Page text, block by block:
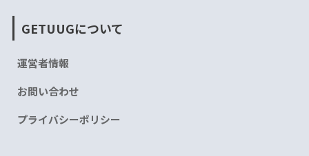
GETUUGについて
運営者情報
お問い合わせ
プライバシーポリシー